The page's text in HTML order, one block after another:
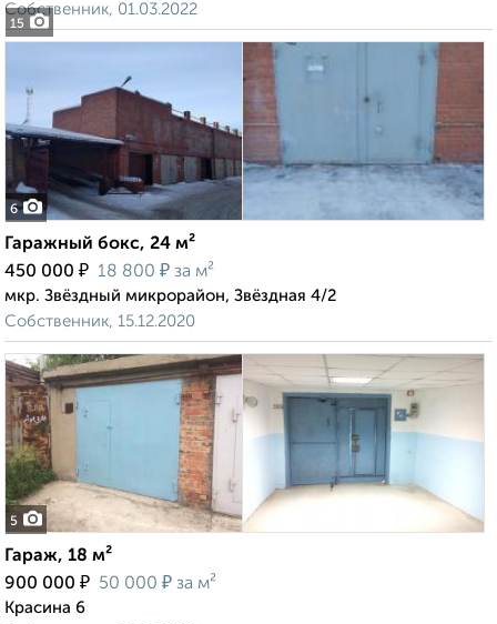
15
Собственник, 01.03.2022
6
Гаражный бокс, 24 м²
450 000 ₽ 18 800 ₽ за м²
мкр. Звёздный микрорайон, Звёздная 4/2
Собственник, 15.12.2020
5
Гараж, 18 м²
900 000 ₽ 50 000 ₽ за м²
Красина 6